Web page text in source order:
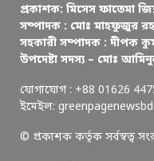
প্রকাশক: মিসেস ফাতেমা
সম্পাদক : মোঃ মাহফুজুর
সহকারী সম্পাদক : দীপক
উপদেষ্টা সদস্য – মোঃ
যোগাযোগ : +88 01626
ইমেইল:
© প্রকাশক কর্তৃক সর্বস্বত্ব